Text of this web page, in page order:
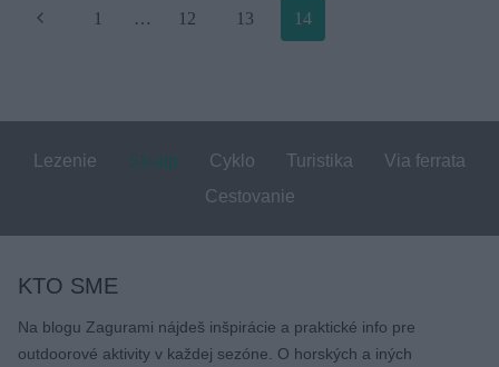
Page
Späť 1 … 12 13 14
Lezenie Skialp Cyklo Turistika
Via ferrata
Cestovanie
KTO SME
Na blogu Zagurami nájdeš inšpirácie a praktické info pre
outdoorové aktivity v každej sezóne. O horských a iných